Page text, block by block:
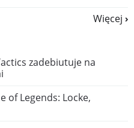
Więcej
zadebiutuje na
of Legends: Locke,